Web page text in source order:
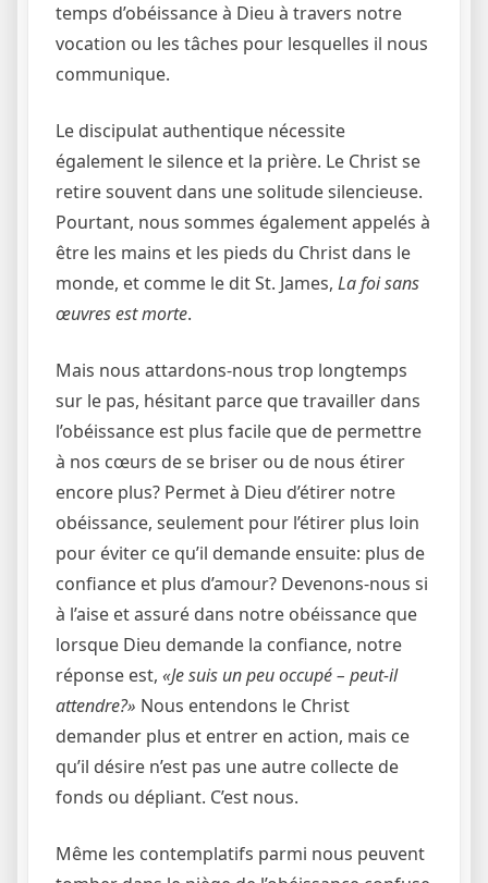
temps d’obéissance à Dieu à travers notre
vocation ou les tâches pour lesquelles il nous
communique.
Le discipulat authentique nécessite
également le silence et la prière. Le Christ se
retire souvent dans une solitude silencieuse.
Pourtant, nous sommes également appelés à
être les mains et les pieds du Christ dans le
monde, et comme le dit St. James, La foi sans
œuvres est morte.
Mais nous attardons-nous trop longtemps
sur le pas, hésitant parce que travailler dans
l’obéissance est plus facile que de permettre
à nos cœurs de se briser ou de nous étirer
encore plus? Permet à Dieu d’étirer notre
obéissance, seulement pour l’étirer plus loin
pour éviter ce qu’il demande ensuite: plus de
confiance et plus d’amour? Devenons-nous si
à l’aise et assuré dans notre obéissance que
lorsque Dieu demande la confiance, notre
réponse est, «Je suis un peu occupé – peut-il
attendre?» Nous entendons le Christ
demander plus et entrer en action, mais ce
qu’il désire n’est pas une autre collecte de
fonds ou dépliant. C’est nous.
Même les contemplatifs parmi nous peuvent